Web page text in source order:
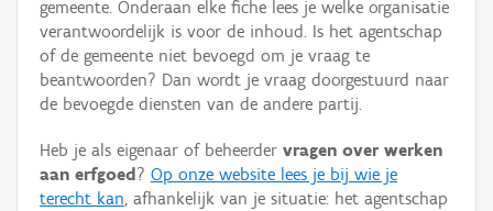
Gebeurtenis
Persoon of collectief
Hergebruik
gemeente. Onderaan elke fiche lees je welke organisatie
verantwoordelijk is voor de inhoud. Is het agentschap
of de gemeente niet bevoegd om je vraag te
beantwoorden? Dan wordt je vraag doorgestuurd naar
de bevoegde diensten van de andere partij.
Heb je als eigenaar of beheerder vragen over werken
aan erfgoed ? Op onze website lees je bij wie je
terecht kan, afhankelijk van je situatie: het agentschap